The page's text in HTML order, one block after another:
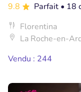
9.8
Parfait • 18
Florentina
La Roche-en-
Vendu : 244